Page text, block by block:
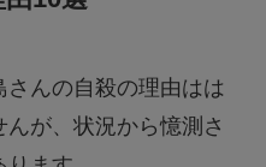
んの自殺の理由はは
が、状況から憶測さ